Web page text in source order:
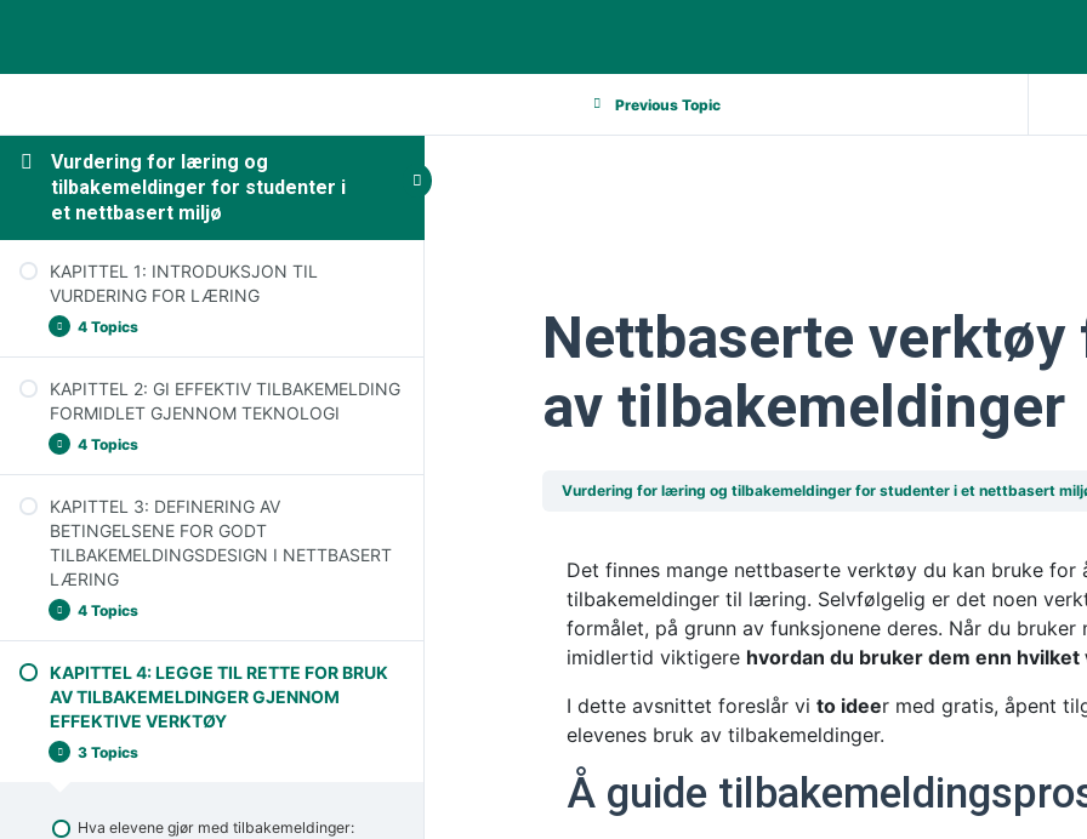
Vurdering for læring og
tilbakemeldinger for studenter i
et nettbasert miljø
KAPITTEL 1: INTRODUKSJON TIL
VURDERING FOR LÆRING
4 Topics
Innføring i begrepet vurdering (assessment)
Vurdering for læring: et nytt paradigme
Konsekvenser for lærere og elever
Vurdering i nettbaserte læringsmiljøer
KAPITTEL 2: GI EFFEKTIV TILBAKEMELDING
FORMIDLET GJENNOM TEKNOLOGI
4 Topics
Forstå tilbakemeldinger og gjøre dem
effektive
Hvordan utarbeide effektive
tilbakemeldinger
Hvordan gi effektiv tilbakemelding på nettet
Hvordan bruke tilbakemeldinger for læring
KAPITTEL 3: DEFINERING AV
BETINGELSENE FOR GODT
TILBAKEMELDINGSDESIGN I NETTBASERT
LÆRING
4 Topics
Vurdering som en del av læringsprosessen
Innstilling av riktig klasseklima
Gi elevene mulighet til å bruke
KAPITTEL 4: LEGGE TIL RETTE FOR BRUK
AV TILBAKEMELDINGER GJENNOM
EFFEKTIVE VERKTØY
3 Topics
Hva elevene gjør med tilbakemeldinger:
Previous Topic
Nettbaserte
av tilbakemeldinger
Vurdering for læring og tilbakemeldinger for studenter i et nettbasert
Det finnes mange nettbaserte verktøy du kan bruke for
tilbakemeldinger til læring. Selvfølgelig er det noen
formålet, på grunn av funksjonene deres. Når du
imidlertid viktigere hvordan du bruker dem enn
I dette avsnittet foreslår vi to ideer med gratis, åpent
elevenes bruk av tilbakemeldinger.
Å guide